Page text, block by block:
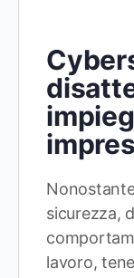
sicurezza,
lavoro,